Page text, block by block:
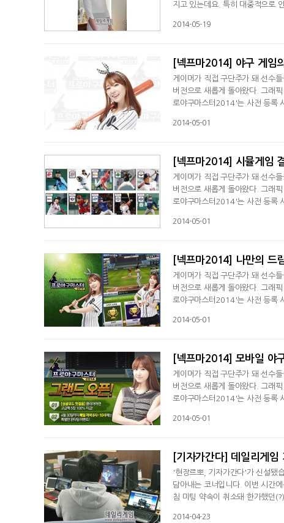
지고 있는데요. 특히 대중적으로
2014-05-19
[넥프마2014] 야구 게임
게이머가 직접 구단주가 돼 선수
버전으로 새롭게 돌아왔다. 그래
로야구마스터2014'는 사전 등록
2014-05-01
[넥프마2014] 시뮬게임
게이머가 직접 구단주가 돼 선수
버전으로 새롭게 돌아왔다. 그래
로야구마스터2014'는 사전 등록
2014-05-01
[넥프마2014] 나만의
게이머가 직접 구단주가 돼 선수
버전으로 새롭게 돌아왔다. 그래
로야구마스터2014'는 사전 등록
2014-05-01
[넥프마2014] 모바일 야
게이머가 직접 구단주가 돼 선수
버전으로 새롭게 돌아왔다. 그래
로야구마스터2014'는 사전 등록
2014-05-01
[기자가간다] 데일리게임
'현장르뽀, 기자가간다'가 신설됐
담아내는 코너입니다. 이번 시간
침 미팅 약속이 취소돼 한가했던
2014-04-23